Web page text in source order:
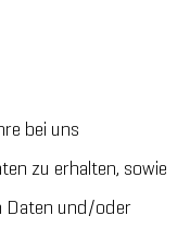
bei uns
zu erhalten, sowie
Daten und/oder